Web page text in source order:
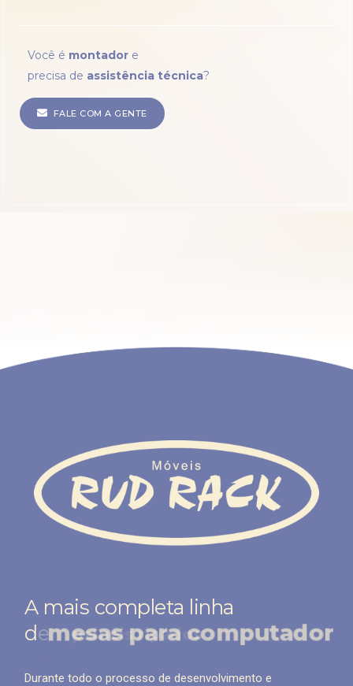
Você é montador e
precisa de assistência técnica?
FALE COM A GENTE
A mais completa linha
de
painéis ripados
mesas para computador
Durante todo o processo de desenvolvimento e